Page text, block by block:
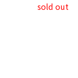
sold out